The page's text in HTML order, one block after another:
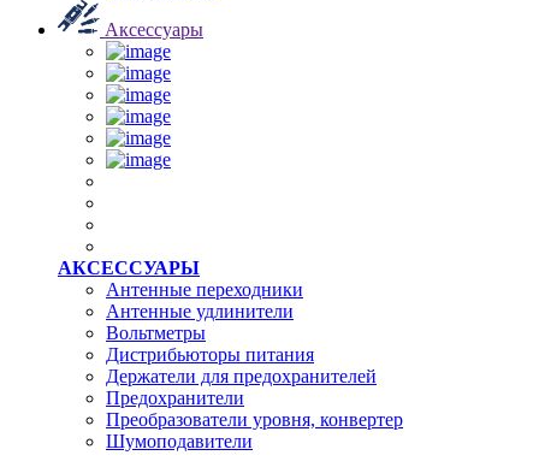
Аксессуары
АКСЕССУАРЫ
Антенные переходники
Антенные удлинители
Вольтметры
Дистрибьюторы питания
Держатели для предохранителей
Предохранители
Преобразователи уровня, конвертер
Шумоподавители